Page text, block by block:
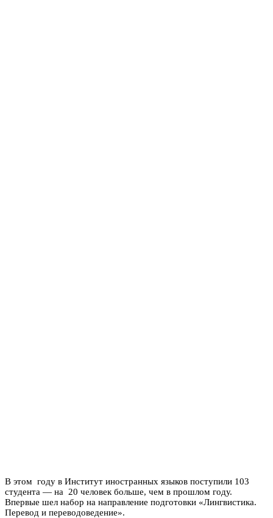
В этом году в Институт иностранных языков поступили 103
студента — на 20 человек больше, чем в прошлом году.
Впервые шел набор на направление подготовки «Лингвистика.
Перевод и переводоведение».